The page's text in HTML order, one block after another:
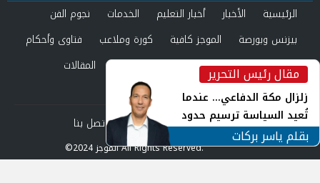
مقال رئيس التحرير
زلزال مكة الدفاعي... عندما
تُعيد السياسة ترسيم حدود
الأمن القومي العربي
بقلم ياسر بركات
الرئيسية الأخبار أخبار التعليم الخدمات
نجوم الفن
بيزنس وبورصة
الموجز كافية كورة وملاعب
فتاوى وأحكام
صحة وجمال
عرب وعالم حوادث ومحاكم
المقالات
العدد الورقي
من نحن
سياسة الخصوصية اتصل بنا
©2024 الموجز All Rights Reserved.